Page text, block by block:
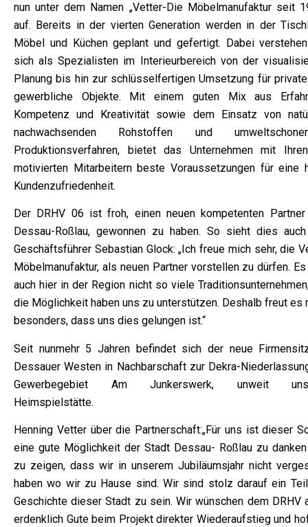
nun unter dem Namen „Vetter-Die Möbelmanufaktur seit
auf. Bereits in der vierten Generation werden in der
Möbel und Küchen geplant und gefertigt. Dabei
sich als Spezialisten im Interieurbereich von der
Planung bis hin zur schlüsselfertigen Umsetzung für
gewerbliche Objekte. Mit einem guten Mix aus
Kompetenz und Kreativität sowie dem Einsatz von
nachwachsenden Rohstoffen und
Produktionsverfahren, bietet das Unternehmen mit
motivierten Mitarbeitern beste Voraussetzungen für eine
Kundenzufriedenheit.
Der DRHV 06 ist froh, einen neuen kompetenten
Dessau-Roßlau, gewonnen zu haben. So sieht dies
Geschäftsführer Sebastian Glock: „Ich freue mich sehr, die
Möbelmanufaktur, als neuen Partner vorstellen zu dürfen.
auch hier in der Region nicht so viele
die Möglichkeit haben uns zu unterstützen. Deshalb freut es
besonders, dass uns dies gelungen ist.“
Seit nunmehr 5 Jahren befindet sich der neue
Dessauer Westen in Nachbarschaft zur Dekra-
Gewerbegebiet Am Junkerswerk, unweit
Heimspielstätte.
Henning Vetter über die Partnerschaft:„Für uns ist dieser
eine gute Möglichkeit der Stadt Dessau- Roßlau zu
zu zeigen, dass wir in unserem Jubiläumsjahr nicht
haben wo wir zu Hause sind. Wir sind stolz darauf ein
Geschichte dieser Stadt zu sein. Wir wünschen dem DRHV
erdenklich Gute beim Projekt direkter Wiederaufstieg und